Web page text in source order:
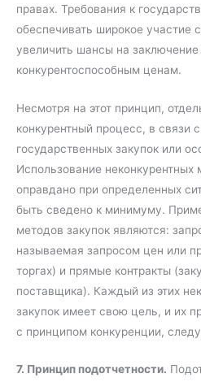
правах. Требования к
обеспечивать широкое участие
увеличить шансы на заключение
конкурентоспособным ценам.
Несмотря на этот принцип,
конкурентный процесс, в связи
государственных закупок или
Использование неконкурентных
оправдано при определенных
быть сведено к минимуму.
методов закупок являются:
называемая запросом цен или
торгах) и прямые контракты
поставщика). Каждый из этих
закупок имеет свою цель, и их
с принципом конкуренции,
7. Принцип подотчетности.